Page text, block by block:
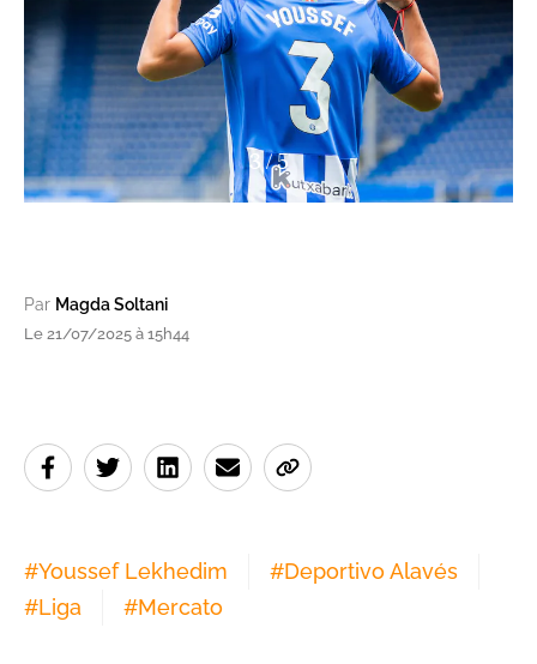
3/5
Par Magda Soltani
Le 21/07/2025 à 15h44
#Youssef Lekhedim #Deportivo Alavés
#Liga #Mercato